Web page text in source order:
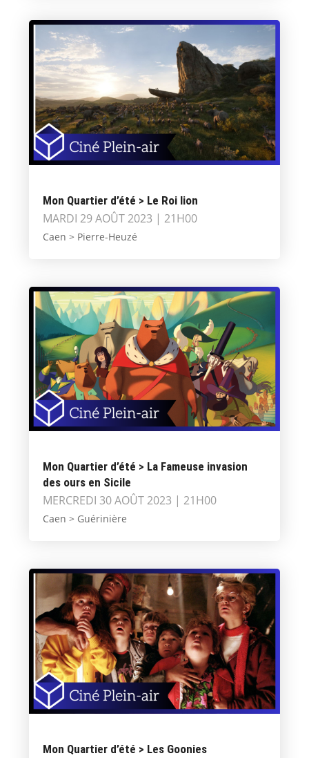
Mon Quartier d’été > Le Roi lion
MARDI 29 AOÛT 2023 | 21H00
Caen > Pierre-Heuzé
Mon Quartier d’été > La Fameuse invasion
des ours en Sicile
MERCREDI 30 AOÛT 2023 | 21H00
Caen > Guérinière
Mon Quartier d’été > Les Goonies